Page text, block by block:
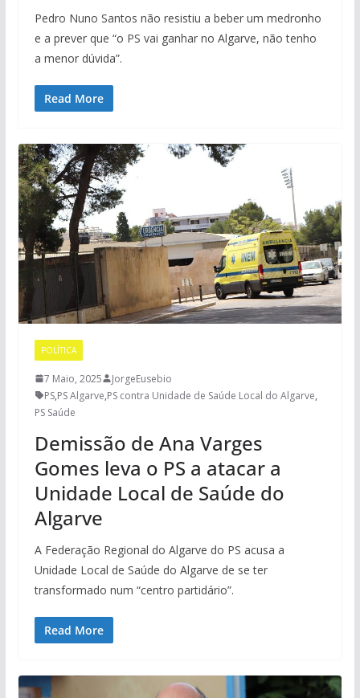
Pedro Nuno Santos não resistiu a beber um medronho
e a prever que “o PS vai ganhar no Algarve, não tenho
a menor dúvida”.
Read More
POLÍTICA
7 Maio, 2025
JorgeEusebio
PS,PS Algarve,PS contra Unidade de Saúde Local do Algarve,
PS Saúde
Demissão de Ana Varges
Gomes leva o PS a atacar a
Unidade Local de Saúde do
Algarve
A Federação Regional do Algarve do PS acusa a
Unidade Local de Saúde do Algarve de se ter
transformado num “centro partidário”.
Read More